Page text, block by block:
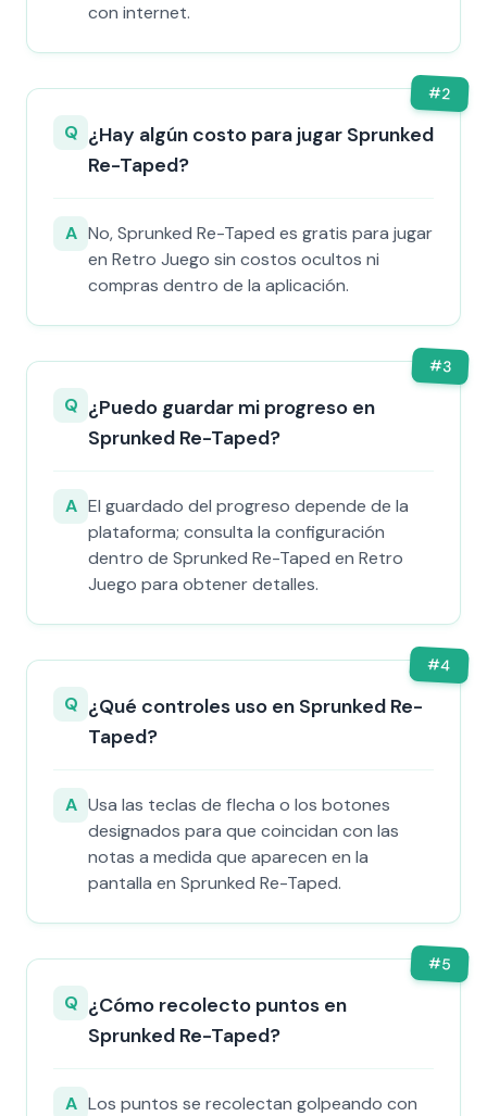
con internet.
#2
Q ¿Hay algún costo para jugar Sprunked
Re-Taped?
A No, Sprunked Re-Taped es gratis para jugar
en Retro Juego sin costos ocultos ni
compras dentro de la aplicación.
#3
Q ¿Puedo guardar mi progreso en
Sprunked Re-Taped?
A El guardado del progreso depende de la
plataforma; consulta la configuración
dentro de Sprunked Re-Taped en Retro
Juego para obtener detalles.
#4
Q ¿Qué controles uso en Sprunked Re-
Taped?
A Usa las teclas de flecha o los botones
designados para que coincidan con las
notas a medida que aparecen en la
pantalla en Sprunked Re-Taped.
#5
Q ¿Cómo recolecto puntos en
Sprunked Re-Taped?
A Los puntos se recolectan golpeando con